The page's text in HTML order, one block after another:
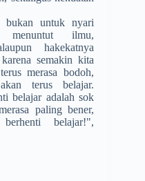
bukan untuk nyari
menuntut ilmu,
hakekatnya
semakin kita
merasa bodoh,
terus belajar.
belajar adalah sok
paling bener,
belajar!",